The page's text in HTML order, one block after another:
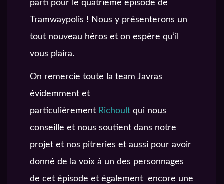
parti pour le quatrième épisode de
Tramwaypolis ! Nous y présenterons un
tout nouveau héros et on espère qu’il
vous plaira.
On remercie toute la team Javras
évidemment et
particulièrement Richoult qui nous
conseille et nous soutient dans notre
projet et nos pitreries et aussi pour avoir
donné de la voix à un des personnages
de cet épisode et également encore une